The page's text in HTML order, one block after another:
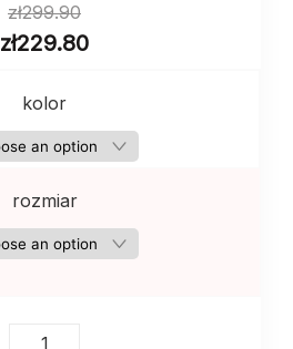
zł299.90
zł229.80
kolor
rozmiar
Sweter